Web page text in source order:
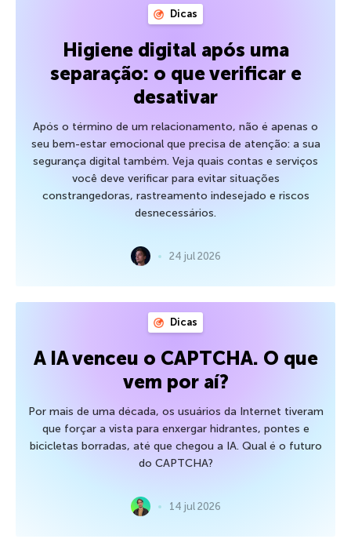
Dicas
Higiene digital após uma
separação: o que verificar e
desativar
Após o término de um relacionamento, não é apenas o
seu bem-estar emocional que precisa de atenção: a sua
segurança digital também. Veja quais contas e serviços
você deve verificar para evitar situações
constrangedoras, rastreamento indesejado e riscos
desnecessários.
24 jul 2026
Dicas
A IA venceu o CAPTCHA. O que
vem por aí?
Por mais de uma década, os usuários da Internet tiveram
que forçar a vista para enxergar hidrantes, pontes e
bicicletas borradas, até que chegou a IA. Qual é o futuro
do CAPTCHA?
14 jul 2026